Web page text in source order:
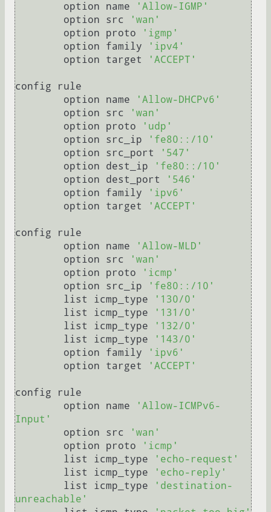
	option name
'Allow-IGMP'
	option src
'wan'
	option proto
'igmp'
	option family
'ipv4'
	option target
'ACCEPT'
config rule
	option name
'Allow-DHCPv6'
	option src
'wan'
	option proto
'udp'
	option src_ip
'fe80::/10'
	option src_port
'547'
	option dest_ip
'fe80::/10'
	option dest_port
'546'
	option family
'ipv6'
	option target
'ACCEPT'
config rule
	option name
'Allow-MLD'
	option src
'wan'
	option proto
'icmp'
	option src_ip
'fe80::/10'
	list icmp_type
'130/0'
	list icmp_type
'131/0'
	list icmp_type
'132/0'
	list icmp_type
'143/0'
	option family
'ipv6'
	option target
'ACCEPT'
config rule
	option name
'Allow-ICMPv6-
Input'
	option src
'wan'
	option proto
'icmp'
	list icmp_type
'echo-request'
	list icmp_type
'echo-reply'
	list icmp_type
'destination-
unreachable'